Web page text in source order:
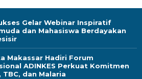
Gelar Webinar Inspiratif
dan Mahasiswa Berdayakan
Makassar Hadiri Forum
ADINKES Perkuat Komitmen
TBC, dan Malaria